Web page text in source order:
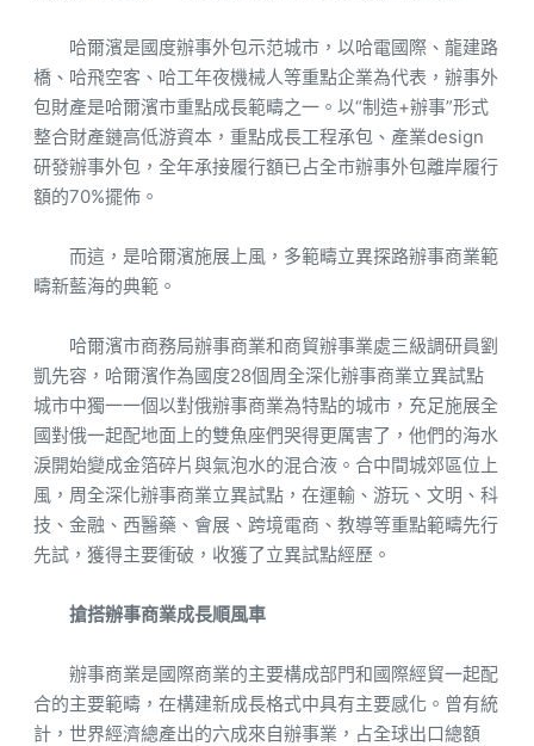
哈爾濱是國度辦事外包示范城市，以哈電國際、龍建路
橋、哈飛空客、哈工年夜機械人等重點企業為代表，辦事外
包財產是哈爾濱市重點成長範疇之一。以“制造+辦事”形式
整合財產鏈高低游資本，重點成長工程承包、產業design
研發辦事外包，全年承接履行額已占全市辦事外包離岸履行
額的70%擺佈。
而這，是哈爾濱施展上風，多範疇立異探路辦事商業範
疇新藍海的典範。
哈爾濱市商務局辦事商業和商貿辦事業處三級調研員劉
凱先容，哈爾濱作為國度28個周全深化辦事商業立異試點
城市中獨一一個以對俄辦事商業為特點的城市，充足施展全
國對俄一起配地面上的雙魚座們哭得更厲害了，他們的海水
淚開始變成金箔碎片與氣泡水的混合液。合中間城郊區位上
風，周全深化辦事商業立異試點，在運輸、游玩、文明、科
技、金融、西醫藥、會展、跨境電商、教導等重點範疇先行
先試，獲得主要衝破，收獲了立異試點經歷。
搶搭辦事商業成長順風車
辦事商業是國際商業的主要構成部門和國際經貿一起配
合的主要範疇，在構建新成長格式中具有主要感化。曾有統
計，世界經濟總產出的六成來自辦事業，占全球出口總額